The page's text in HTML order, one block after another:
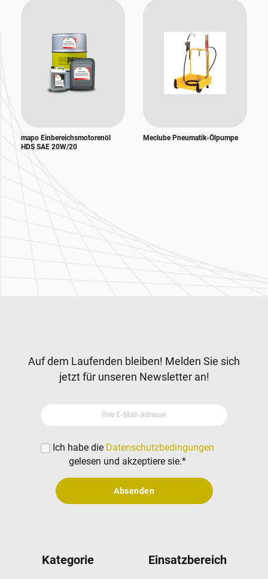
mapo Einbereichsmotorenöl
HDS SAE 20W/20
Meclube Pneumatik-Ölpumpe
Kategorie Einsatzbereich
Newsletter
Auf dem Laufenden bleiben! Melden Sie sich
jetzt für unseren Newsletter an!
Ihre E-Mail-Adresse
Ich habe die Datenschutzbedingungen
gelesen und akzeptiere sie.*
Absenden